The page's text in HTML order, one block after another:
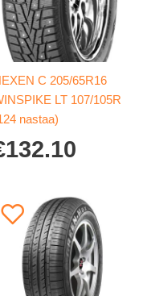
C 205/65R16
LT 107/105R
nastaa)
132.10